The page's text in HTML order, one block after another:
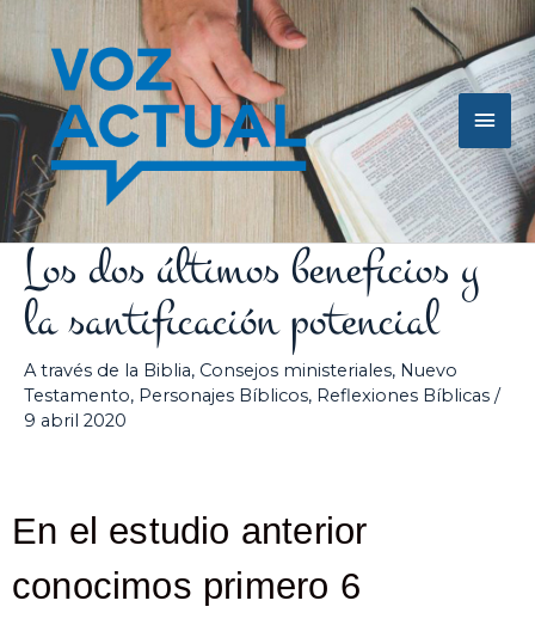
contenido
Los dos últimos beneficios y
la santificación potencial
A través de la Biblia, Consejos ministeriales, Nuevo
Testamento, Personajes Bíblicos, Reflexiones Bíblicas /
9 abril 2020
En el estudio anterior
conocimos primero 6